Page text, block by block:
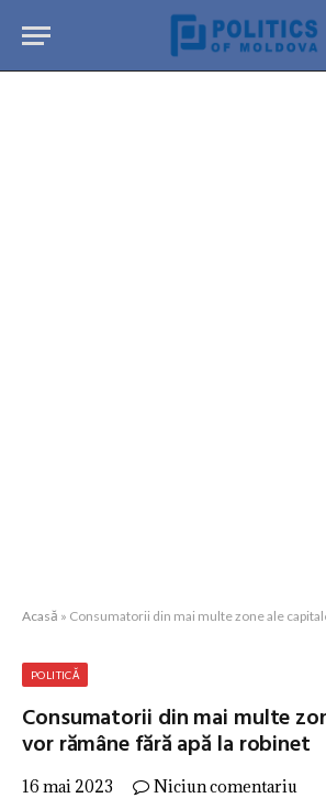
Acasă » Consumatorii din mai multe zone ale capitalei vor
POLITICĂ
Consumatorii din mai multe
vor rămâne fără apă la robinet
16 mai 2023 Niciun comentariu